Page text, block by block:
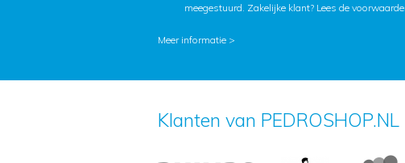
meegestuurd. Zakelijke klant? Lees de
Meer informatie >
Klanten van PEDROSHOP.NL